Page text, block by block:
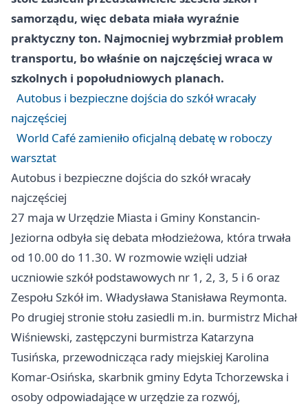
samorządu, więc debata miała wyraźnie
praktyczny ton. Najmocniej wybrzmiał problem
transportu, bo właśnie on najczęściej wraca w
szkolnych i popołudniowych planach.
Autobus i bezpieczne dojścia do szkół wracały
najczęściej
World Café zamieniło oficjalną debatę w roboczy
warsztat
Autobus i bezpieczne dojścia do szkół wracały
najczęściej
27 maja w Urzędzie Miasta i Gminy Konstancin-
Jeziorna odbyła się debata młodzieżowa, która trwała
od 10.00 do 11.30. W rozmowie wzięli udział
uczniowie szkół podstawowych nr 1, 2, 3, 5 i 6 oraz
Zespołu Szkół im. Władysława Stanisława Reymonta.
Po drugiej stronie stołu zasiedli m.in. burmistrz Michał
Wiśniewski, zastępczyni burmistrza Katarzyna
Tusińska, przewodnicząca rady miejskiej Karolina
Komar-Osińska, skarbnik gminy Edyta Tchorzewska i
osoby odpowiadające w urzędzie za rozwój,